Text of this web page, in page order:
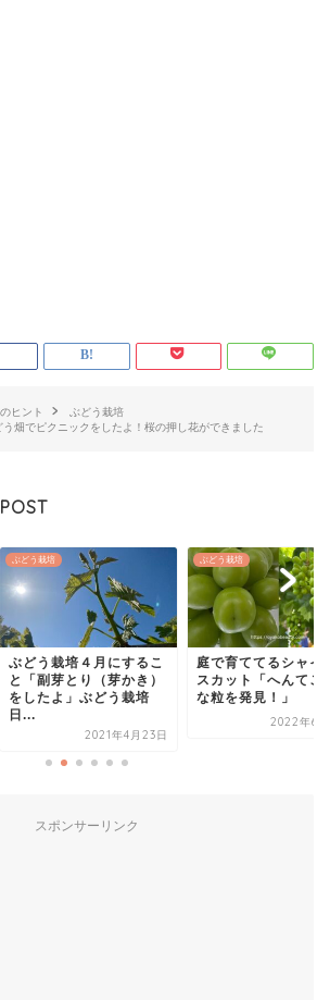
ヒント
ぶどう栽培
う畑でピクニックをしたよ！桜の押し花ができました
ぶどう栽培
ぶどう栽培４月にするこ
と「副芽とり（芽かき）
をしたよ」ぶどう栽培
日...
2021年4月23日
ぶどう栽培
庭で育ててるシャイ
スカット「へんてこ
な粒を発見！」
2022年6
スポンサーリンク